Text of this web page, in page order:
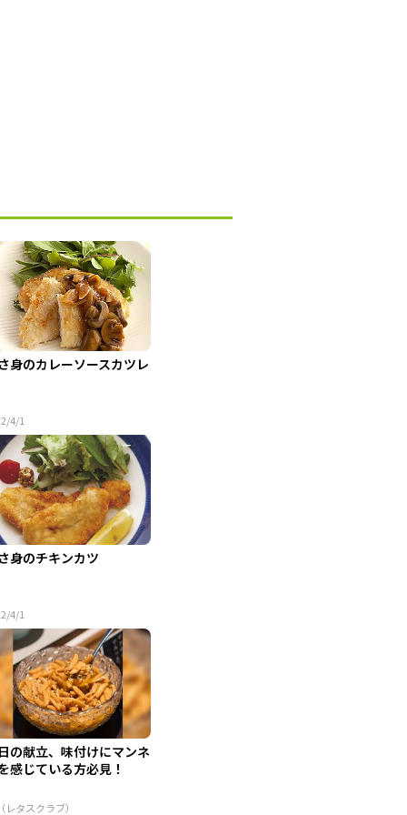
身のカレーソースカツレ
4/1
身のチキンカツ
4/1
の献立、味付けにマンネ
感じている方必見！
レタスクラブ）